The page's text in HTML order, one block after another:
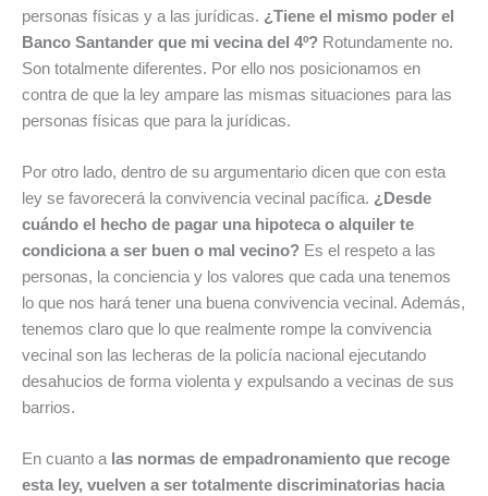
personas físicas y a las jurídicas. ¿Tiene el mismo poder el
Banco Santander que mi vecina del 4º? Rotundamente no.
Son totalmente diferentes. Por ello nos posicionamos en
contra de que la ley ampare las mismas situaciones para las
personas físicas que para la jurídicas.
Por otro lado, dentro de su argumentario dicen que con esta
ley se favorecerá la convivencia vecinal pacífica. ¿Desde
cuándo el hecho de pagar una hipoteca o alquiler te
condiciona a ser buen o mal vecino? Es el respeto a las
personas, la conciencia y los valores que cada una tenemos
lo que nos hará tener una buena convivencia vecinal. Además,
tenemos claro que lo que realmente rompe la convivencia
vecinal son las lecheras de la policía nacional ejecutando
desahucios de forma violenta y expulsando a vecinas de sus
barrios.
En cuanto a las normas de empadronamiento que recoge
esta ley, vuelven a ser totalmente discriminatorias hacia